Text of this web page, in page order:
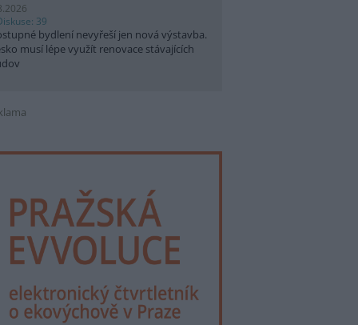
39
bydlení nevyřeší jen nová výstavba.
musí lépe využít renovace stávajících